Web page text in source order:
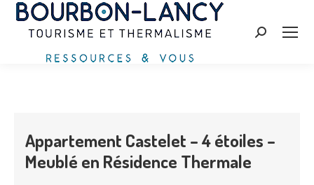
Search:
Appartement Castelet – 4 étoiles –
Meublé en Résidence Thermale